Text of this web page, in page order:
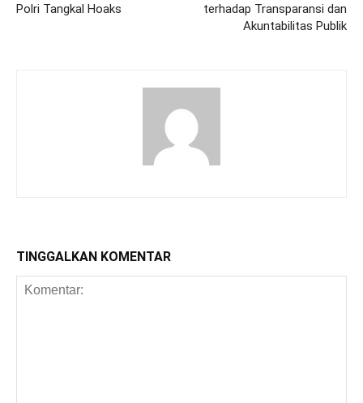
Polri Tangkal Hoaks
terhadap Transparansi dan
Akuntabilitas Publik
TINGGALKAN KOMENTAR